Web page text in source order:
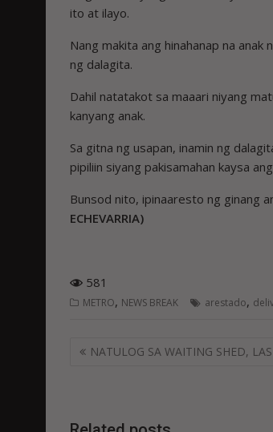
ito at ilayo.
Nang makita ang hinahanap na
ng dalagita.
Dahil natatakot sa maaari niyang
kanyang anak.
Sa gitna ng usapan, inamin ng
pipiliin siyang pakisamahan kaysa
Bunsod nito, ipinaaresto ng ginang
ECHEVARRIA)
581
METRO, NEWS BREAK arestado,
Post
NATULOG SA WAITING SHED,